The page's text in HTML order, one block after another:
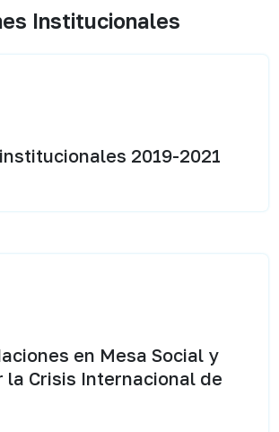
Institucionales
2019-2021
en Mesa Social y
la Crisis Internacional de